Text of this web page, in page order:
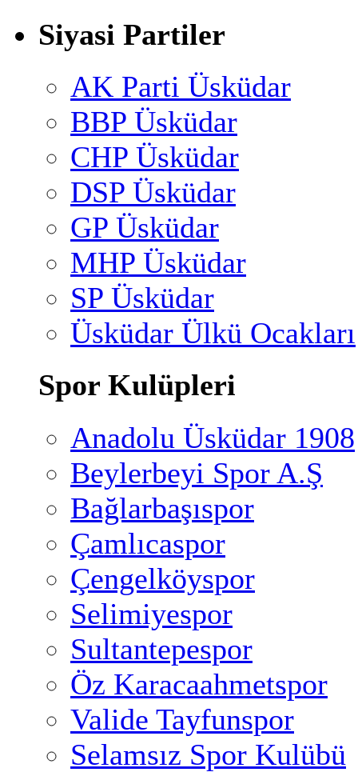
Siyasi Partiler
AK Parti Üsküdar
BBP Üsküdar
CHP Üsküdar
DSP Üsküdar
GP Üsküdar
MHP Üsküdar
SP Üsküdar
Üsküdar Ülkü Ocakları
Spor Kulüpleri
Anadolu Üsküdar 1908
Beylerbeyi Spor A.Ş
Bağlarbaşıspor
Çamlıcaspor
Çengelköyspor
Selimiyespor
Sultantepespor
Öz Karacaahmetspor
Valide Tayfunspor
Selamsız Spor Kulübü